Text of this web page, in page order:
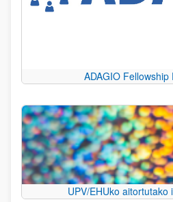
ADAGIO
UPV/EHUko aitortutako